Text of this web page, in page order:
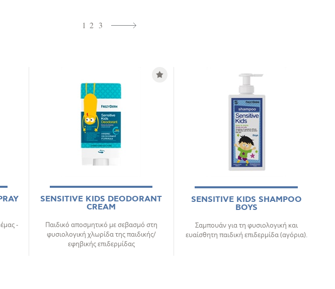
1 2 3
-
SENSITIVE KIDS DEODORANT
CREAM
Παιδικό αποσμητικό με σεβασμό στη
φυσιολογική χλωρίδα της παιδικής/
εφηβικής επιδερμίδας
SENSITIVE KIDS SHAMPOO
BOYS
Σαμπουάν για τη φυσιολογική και
ευαίσθητη παιδική επιδερμίδα (αγόρια).